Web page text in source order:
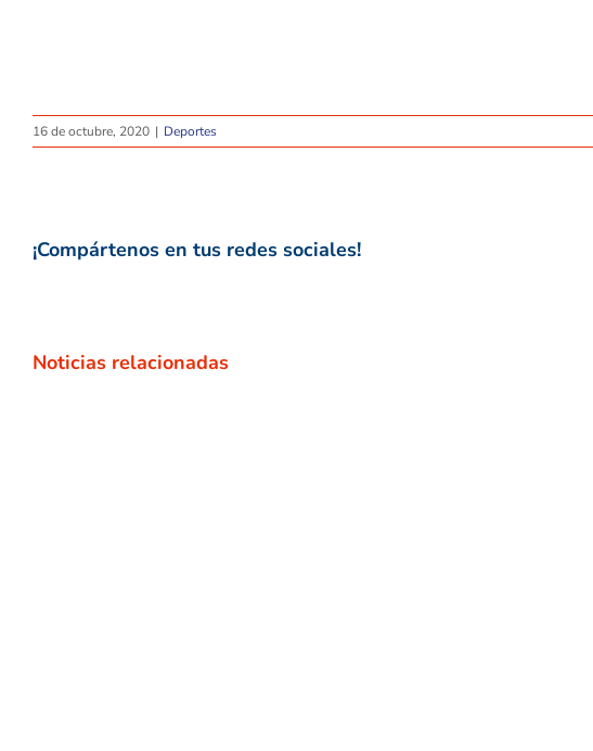
16 de octubre, 2020 | Deportes
¡Compártenos en tus redes sociales!
Noticias relacionadas